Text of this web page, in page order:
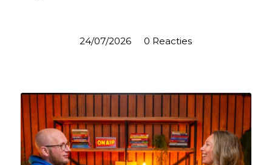
24/07/2026
/ 0 Reacties